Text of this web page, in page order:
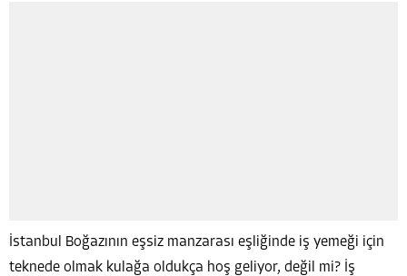
İstanbul Boğazının eşsiz manzarası eşliğinde iş yemeği için
teknede olmak kulağa oldukça hoş geliyor, değil mi? İş